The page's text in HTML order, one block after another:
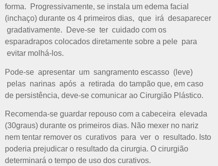
forma. Progressivamente, se instala um edema facial
(inchaço) durante os 4 primeiros dias, que irá desaparecer
gradativamente. Deve-se ter cuidado com os
esparadrapos colocados diretamente sobre a pele para
evitar molhá-los.
Pode-se apresentar um sangramento escasso (leve)
pelas narinas após a retirada do tampão que, em caso
de persistência, deve-se comunicar ao Cirurgião Plástico.
Recomenda-se guardar repouso com a cabeceira elevada
(30graus) durante os primeiros dias. Não mexer no nariz
nem tentar remover os curativos para ver o resultado. Isto
poderia prejudicar o resultado da cirurgia. O cirurgião
determinará o tempo de uso dos curativos.